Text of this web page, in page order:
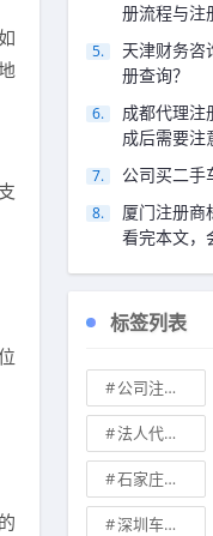
册流程与注
天津财务咨
册查询？
成都代理注
成后需要注
公司买二手
厦门注册商
看完本文，
标签列表
公司注册地址可不可以改
法人代表变更\
石家庄典当行转让
深圳车牌可以转让吗？